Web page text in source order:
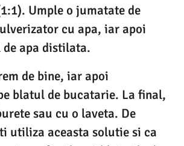
Umple o jumatate de
cu apa, iar apoi
apa distilata.
de bine, iar apoi
blatul de bucatarie. La final,
sau cu o laveta. De
utiliza aceasta solutie si ca